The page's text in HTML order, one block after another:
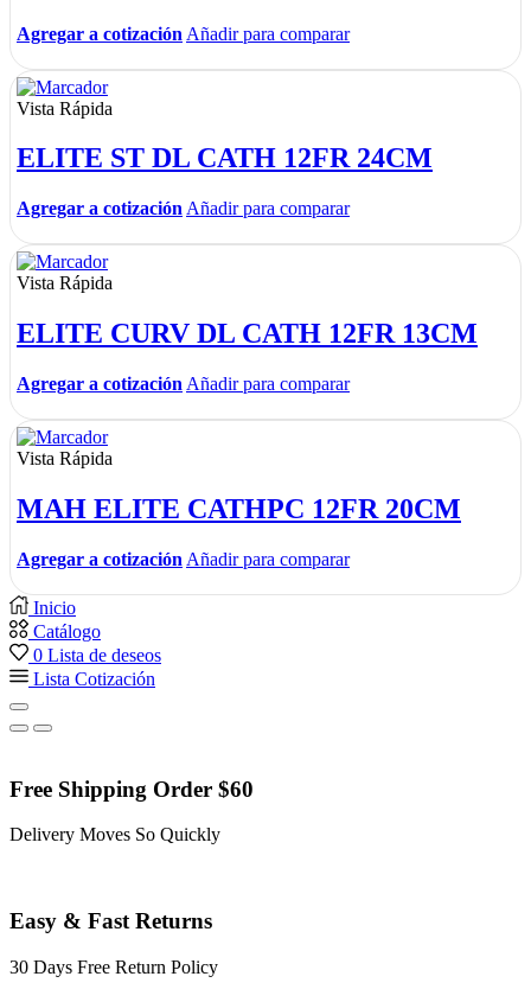
Agregar a cotización Añadir para comparar
Vista Rápida
ELITE ST DL CATH 12FR 24CM
Agregar a cotización Añadir para comparar
Vista Rápida
ELITE CURV DL CATH 12FR 13CM
Agregar a cotización Añadir para comparar
Vista Rápida
MAH ELITE CATHPC 12FR 20CM
Agregar a cotización Añadir para comparar
Inicio
Catálogo
0 Lista de deseos
Lista Cotización
Free Shipping Order $60
Delivery Moves So Quickly
Easy & Fast Returns
30 Days Free Return Policy